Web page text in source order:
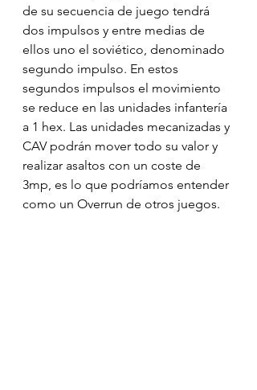
de su secuencia de juego tendrá
dos impulsos y entre medias de
ellos uno el soviético, denominado
segundo impulso. En estos
segundos impulsos el movimiento
se reduce en las unidades infantería
a 1 hex. Las unidades mecanizadas y
CAV podrán mover todo su valor y
realizar asaltos con un coste de
3mp, es lo que podríamos entender
como un Overrun de otros juegos.